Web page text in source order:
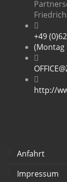
+49
(Montag
http://
Anfahrt
Impressum